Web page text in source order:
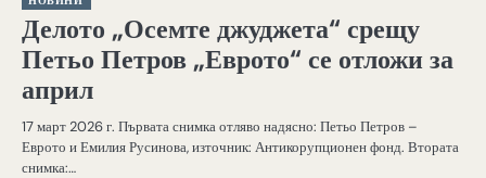
Делото „Осемте джуджета“ срещу
Петьо Петров „Еврото“ се отложи за
април
17 март 2026 г. Първата снимка отляво надясно: Петьо Петров –
Еврото и Емилия Русинова, източник: Антикорупционен фонд. Втората
снимка:…